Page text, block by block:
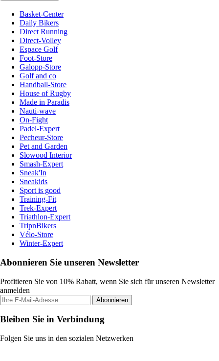
Basket-Center
Daily Bikers
Direct Running
Direct-Volley
Espace Golf
Foot-Store
Galopp-Store
Golf and co
Handball-Store
House of Rugby
Made in Paradis
Nauti-wave
On-Fight
Padel-Expert
Pecheur-Store
Pet and Garden
Slowood Interior
Smash-Expert
Sneak'In
Sneakids
Sport is good
Training-Fit
Trek-Expert
Triathlon-Expert
TripnBikers
Vélo-Store
Winter-Expert
Abonnieren Sie unseren Newsletter
Profitieren Sie von 10% Rabatt, wenn Sie sich für unseren Newsletter
anmelden
Abonnieren
Bleiben Sie in Verbindung
Folgen Sie uns in den sozialen Netzwerken